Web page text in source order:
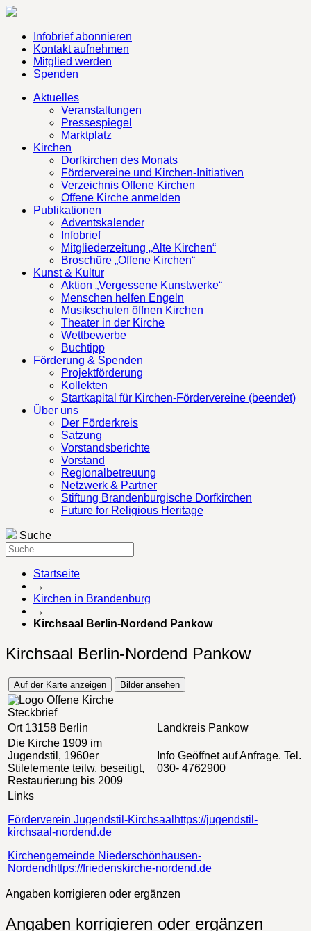
Infobrief abonnieren
Kontakt aufnehmen
Mitglied werden
Spenden
Aktuelles
Veranstaltungen
Pressespiegel
Marktplatz
Kirchen
Dorfkirchen des Monats
Fördervereine und Kirchen-Initiativen
Verzeichnis Offene Kirchen
Offene Kirche anmelden
Publikationen
Adventskalender
Infobrief
Mitgliederzeitung „Alte Kirchen“
Broschüre „Offene Kirchen“
Kunst & Kultur
Aktion „Vergessene Kunstwerke“
Menschen helfen Engeln
Musikschulen öffnen Kirchen
Theater in der Kirche
Wettbewerbe
Buchtipp
Förderung & Spenden
Projektförderung
Kollekten
Startkapital für Kirchen-Fördervereine (beendet)
Über uns
Der Förderkreis
Satzung
Vorstandsberichte
Vorstand
Regionalbetreuung
Netzwerk & Partner
Stiftung Brandenburgische Dorfkirchen
Future for Religious Heritage
Suche
Startseite
→
Kirchen in Brandenburg
→
Kirchsaal Berlin-Nordend Pankow
Kirchsaal Berlin-Nordend Pankow
Auf der Karte anzeigen Bilder ansehen
Steckbrief
Ort13158 Berlin Landkreis Pankow
Die Kirche 1909 im
Jugendstil, 1960er
Stilelemente teilw. beseitigt,
Restaurierung bis 2009
Info Geöffnet auf Anfrage. Tel.
030- 4762900
Links
Förderverein Jugendstil-Kirchsaal https://jugendstil-
kirchsaal-nordend.de
Kirchengemeinde Niederschönhausen-
Nordend https://friedenskirche-nordend.de
Angaben korrigieren oder ergänzen
Angaben korrigieren oder ergänzen